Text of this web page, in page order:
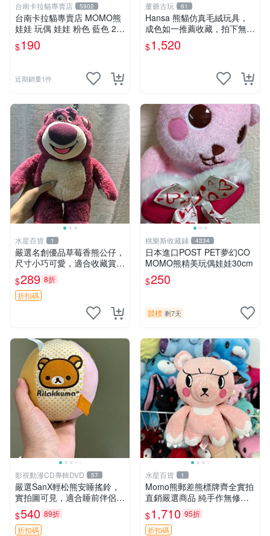
台南卡拉貓專賣店 5902
台南卡拉貓專賣店 MOMO熊
娃娃 玩偶 娃娃 粉色 藍色 2色
分售
$190
近期銷量1件
董爺古玩 61
Hansa 熊貓仿真毛絨玩具，
成色如一推薦收藏，拍下無疑
心 熊貓 毛絨玩具 收藏
$1,520
水星百貨 1
嚴選名創優品草莓香熊公仔，
尺寸小巧可愛，適合收藏賞玩
30cm 玩具 公仔 草莓熊
$289 8折
折扣碼
桃樂斯收藏鋪 4334
日本進口POST PET夢幻CO
MOMO熊精美玩偶娃娃30cm
$250
競標 剩7天
影視動漫CD專輯DVD 57
嚴選SanX輕松熊安睡搖鈴，
實拍圖可見，適合睡前伴侶，
Picks安撫好物 0325 懸吊 電
腦
$540 89折
折扣碼
水星百貨 1
Momo熊郵差熊標牌齊全實拍
直銷嚴選商品 純手作無修圖
可收藏 郵差熊 Momo熊 標牌
商品
$1,710 95折
折扣碼